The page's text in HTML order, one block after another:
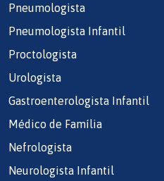
Pneumologista
Pneumologista Infantil
Proctologista
Urologista
Gastroenterologista Infantil
Médico de Família
Nefrologista
Neurologista Infantil